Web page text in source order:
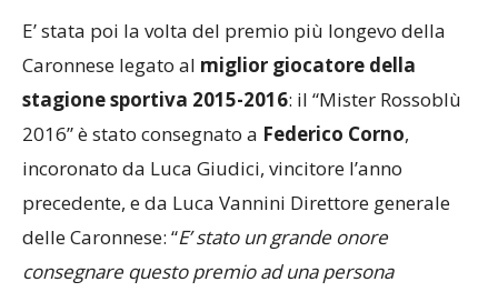
E’ stata poi la volta del premio più longevo della
Caronnese legato almiglior giocatore della
stagione sportiva 2015-2016: il “Mister Rossoblù
2016” è stato consegnato aFederico Corno
incoronato da Luca Giudici, vincitore l’anno
precedente, e da Luca Vannini Direttore generale
delle Caronnese: “E’ stato un grande onore